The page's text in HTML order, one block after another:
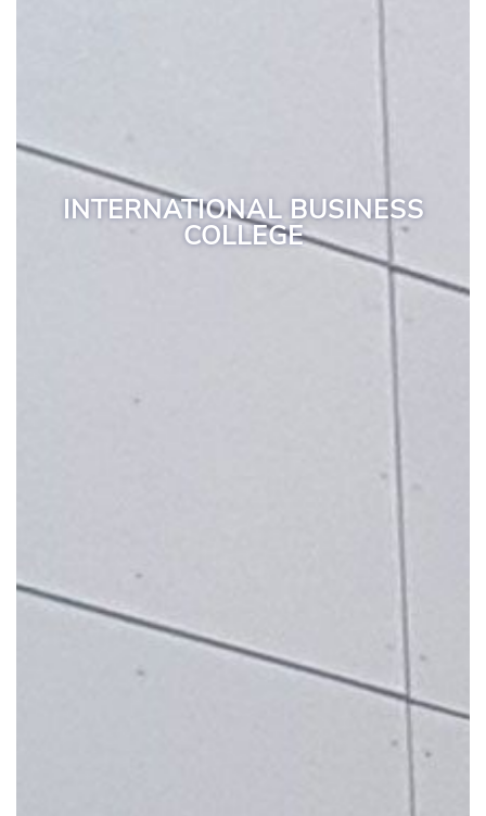
INTERNATIONAL BUSINESS
COLLEGE